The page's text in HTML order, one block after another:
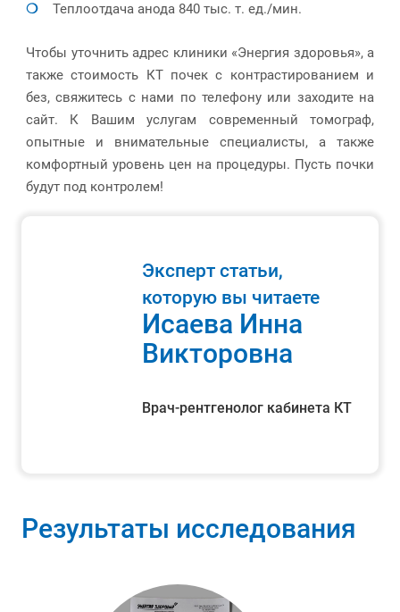
Теплоотдача анода 840 тыс. т. ед./мин.
Чтобы уточнить адрес клиники «Энергия здоровья», а
также стоимость КТ почек с контрастированием и
без, свяжитесь с нами по телефону или заходите на
сайт. К Вашим услугам современный томограф,
опытные и внимательные специалисты, а также
комфортный уровень цен на процедуры. Пусть почки
будут под контролем!
Эксперт статьи,
которую вы читаете
Исаева Инна
Викторовна
Врач-рентгенолог кабинета КТ
Результаты исследования